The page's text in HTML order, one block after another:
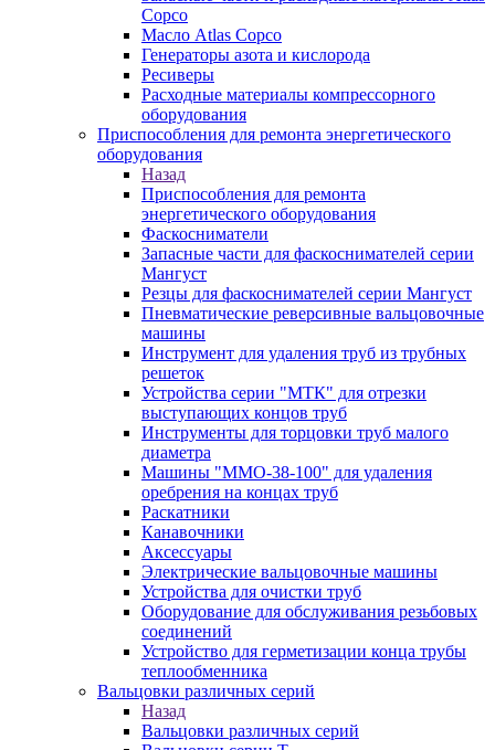
Copco
Масло Atlas Copco
Генераторы азота и кислорода
Ресиверы
Расходные материалы компрессорного
оборудования
Приспособления для ремонта энергетического
оборудования
Назад
Приспособления для ремонта
энергетического оборудования
Фаскосниматели
Запасные части для фаскоснимателей серии
Мангуст
Резцы для фаскоснимателей серии Мангуст
Пневматические реверсивные вальцовочные
машины
Инструмент для удаления труб из трубных
решеток
Устройства серии "МТК" для отрезки
выступающих концов труб
Инструменты для торцовки труб малого
диаметра
Машины "ММО-38-100" для удаления
оребрения на концах труб
Раскатники
Канавочники
Аксессуары
Электрические вальцовочные машины
Устройства для очистки труб
Оборудование для обслуживания резьбовых
соединений
Устройство для герметизации конца трубы
теплообменника
Вальцовки различных серий
Назад
Вальцовки различных серий